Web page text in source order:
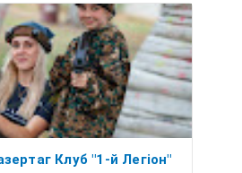
Клуб "1-й Легіон"